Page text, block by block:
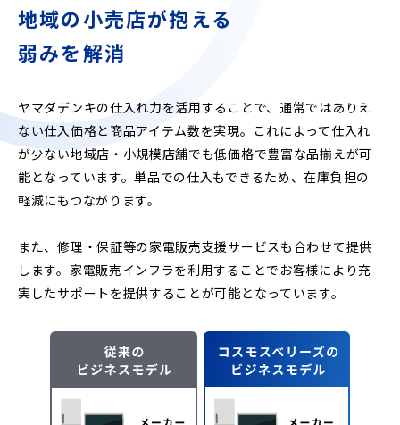
地域の小売店が抱える
弱みを解消
ヤマダデンキの仕入れ力を活用することで、通常ではありえ
ない仕入価格と商品アイテム数を実現。これによって仕入れ
が少ない地域店・小規模店舗でも低価格で豊富な品揃えが可
能となっています。単品での仕入もできるため、在庫負担の
軽減にもつながります。
また、修理・保証等の家電販売支援サービスも合わせて提供
します。家電販売インフラを利用することでお客様により充
実したサポートを提供することが可能となっています。